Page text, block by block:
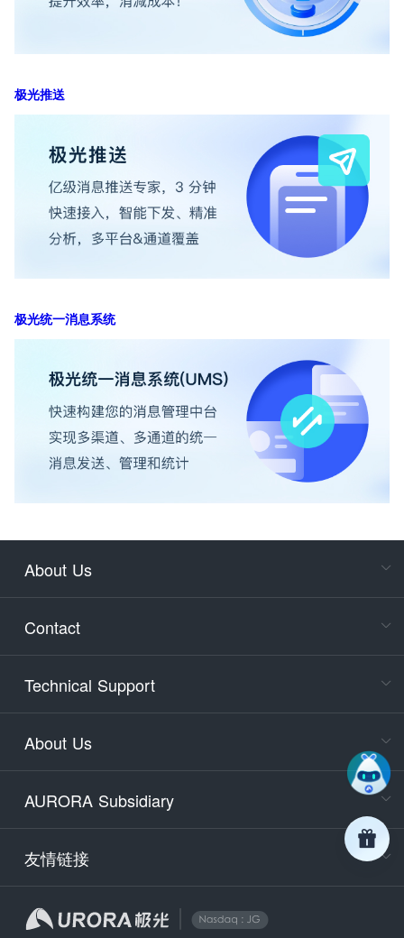
极光推送
极光统一消息系统
About Us
Contact
Technical Support
About Us
AURORA Subsidiary
友情链接
days)
9:30-
Email